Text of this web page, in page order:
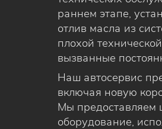
раннем этапе,
отлив масла из
плохой
вызванные
Наш автосервис
включая новую
Мы предоставляем
оборудование,